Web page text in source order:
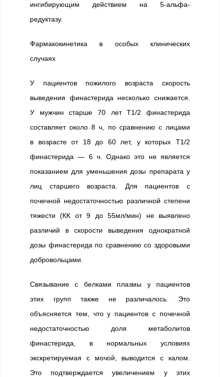
ингибирующим действием на 5-альфа-
редуктазу.
Фармакокинетика в особых клинических
случаях
У пациентов пожилого возраста скорость
выведения финастерида несколько снижается.
У мужчин старше 70 лет T1/2 финастерида
составляет около 8 ч, по сравнению с лицами
в возрасте от 18 до 60 лет, у которых T1/2
финастерида — 6 ч. Однако это не является
показанием для уменьшения дозы препарата у
лиц старшего возраста. Для пациентов с
почечной недостаточностью различной степени
тяжести (КК от 9 до 55мл/мин) не выявлено
различий в скорости выведения однократной
дозы финастерида по сравнению со здоровыми
добровольцами.
Связывание с белками плазмы у пациентов
этих групп также не различалось. Это
объясняется тем, что у пациентов с почечной
недостаточностью доля метаболитов
финастерида, в нормальных условиях
экскретируемая с мочой, выводится с калом.
Это подтверждается увеличением у этих